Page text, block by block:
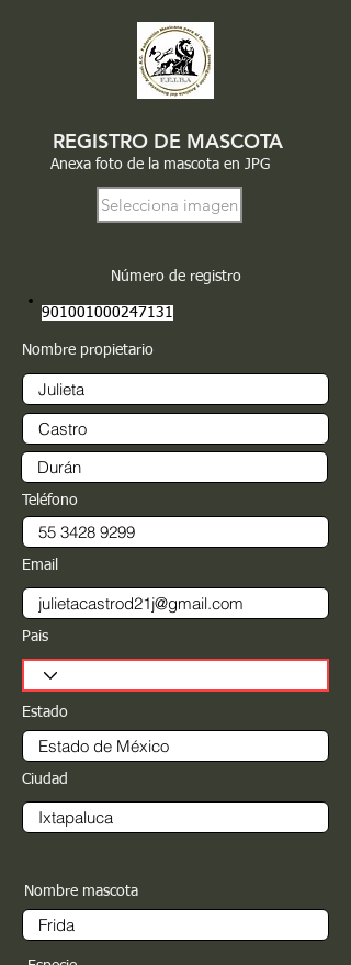
REGISTRO DE MASCOTA
Anexa foto de la mascota en JPG
Selecciona imagen
Número de registro
901001000247131
Nombre propietario
Teléfono
Email
Pais
Estado
Ciudad
Nombre mascota